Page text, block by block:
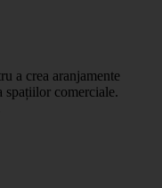
a crea aranjamente
spațiilor comerciale.